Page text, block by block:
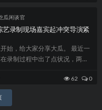
瓜闲谈官
艺录制现场嘉宾起冲突导演紧
始，给大家分享大瓜。 最近一
录制过程中出了点状况，两个
62 0